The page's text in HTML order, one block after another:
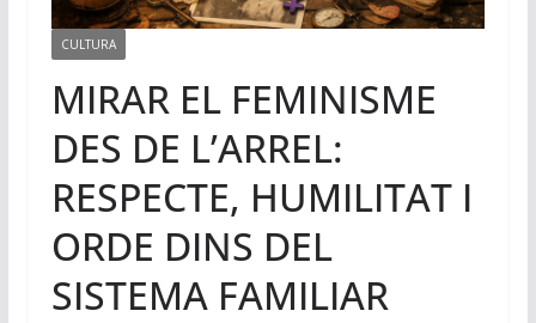
CULTURA
MIRAR EL FEMINISME
DES DE L’ARREL:
RESPECTE, HUMILITAT I
ORDE DINS DEL
SISTEMA FAMILIAR